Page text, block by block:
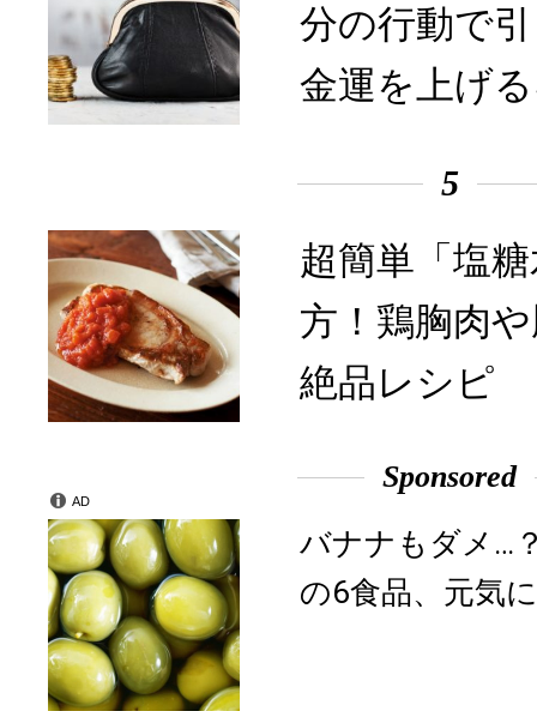
分の行動で
金運を上げ
5
超簡単「塩
方！鶏胸肉
絶品レシピ
Sponsored
バナナもダメ…
の6食品、元気
AD